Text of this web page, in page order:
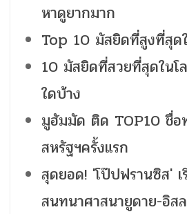
หาดูยากมาก
Top 10 มัสยิดที่สูงที่สุด
10 มัสยิดที่สวยที่สุดในโ
ใดบ้าง
มูฮัมมัด ติด TOP10 ชื่อ
สหรัฐฯครั้งแรก
สุดยอด! 'โป๊ปฟรานซิส'
สนทนาศาสนายูดาย-อิส